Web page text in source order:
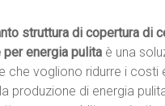
struttura di copertura di
energia pulita è una
che vogliono ridurre i costi
produzione di energia